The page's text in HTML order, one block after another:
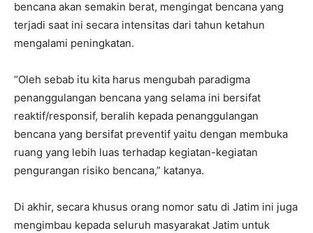
bencana akan semakin berat, mengingat bencana yang
terjadi saat ini secara intensitas dari tahun ketahun
mengalami peningkatan.
“Oleh sebab itu kita harus mengubah paradigma
penanggulangan bencana yang selama ini bersifat
reaktif/responsif, beralih kepada penanggulangan
bencana yang bersifat preventif yaitu dengan membuka
ruang yang lebih luas terhadap kegiatan-kegiatan
pengurangan risiko bencana,” katanya.
Di akhir, secara khusus orang nomor satu di Jatim ini juga
mengimbau kepada seluruh masyarakat Jatim untuk